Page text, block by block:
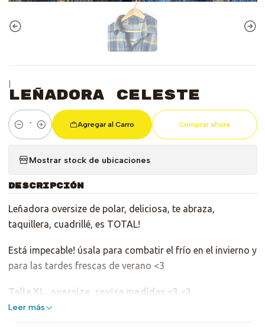
|
Leñadora Celeste
Cantidad
Agregar al Carro Comprar ahora
Mostrar stock de ubicaciones
DESCRIPCIÓN
Leñadora oversize de polar, deliciosa, te abraza,
taquillera, cuadrillé, es TOTAL!
Está impecable! úsala para combatir el frío en el invierno y
para las tardes frescas de verano <3
Talla XL, oversize, revisa medidas <3 <3
Leer más